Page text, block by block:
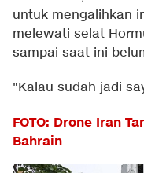
untuk mengalihkan
melewati selat
sampai saat ini
"Kalau sudah jadi
FOTO: Drone Iran
Bahrain